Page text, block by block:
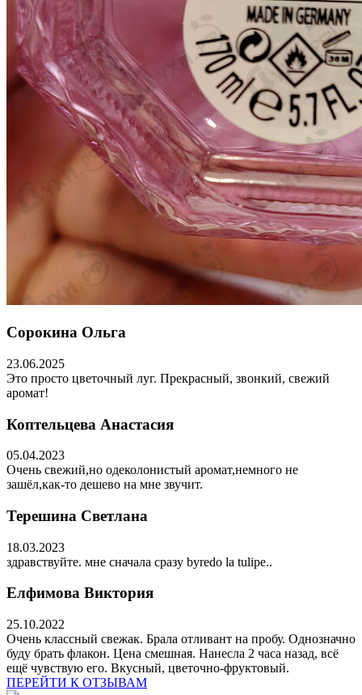
Сорокина Ольга
23.06.2025
Это просто цветочный луг. Прекрасный, звонкий, свежий
аромат!
Коптельцева Анастасия
05.04.2023
Очень свежий,но одеколонистый аромат,немного не
зашёл,как-то дешево на мне звучит.
Терешина Светлана
18.03.2023
здравствуйте. мне сначала сразу byredo la tulipe..
Елфимова Виктория
25.10.2022
Очень классный свежак. Брала отливант на пробу. Однозначно
буду брать флакон. Цена смешная. Нанесла 2 часа назад, всё
ещё чувствую его. Вкусный, цветочно-фруктовый.
ПЕРЕЙТИ К ОТЗЫВАМ